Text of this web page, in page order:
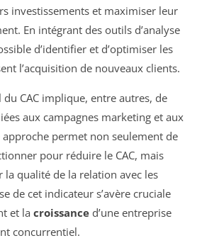
investissements et maximiser leur
En intégrant des outils d’analyse
d’identifier et d’optimiser les
l’acquisition de nouveaux clients.
du CAC implique, entre autres, de
aux campagnes marketing et aux
permet non seulement de
pour réduire le CAC, mais
la qualité de la relation avec les
de cet indicateur s’avère cruciale
et la croissance d’une entreprise
concurrentiel.